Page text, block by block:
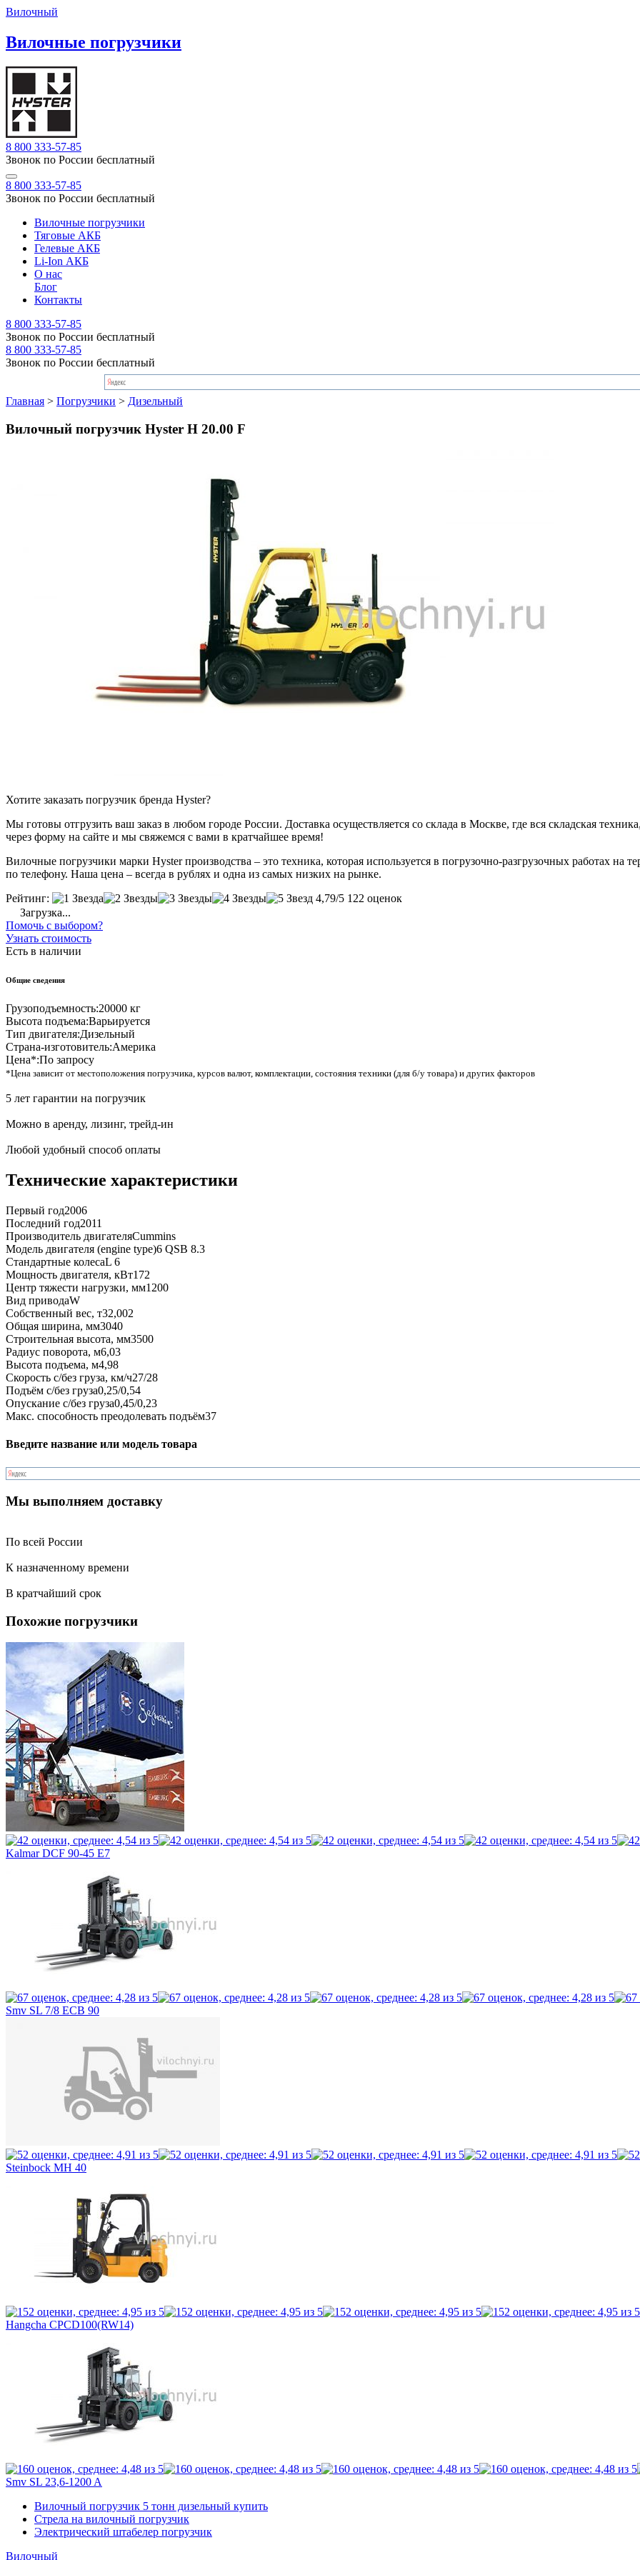
Вилочный
Вилочные погрузчики
8 800 333-57-85
Звонок по России бесплатный
8 800 333-57-85
Звонок по России бесплатный
Вилочные погрузчики
Тяговые АКБ
Гелевые АКБ
Li-Ion АКБ
О нас
Блог
Контакты
8 800 333-57-85
Звонок по России бесплатный
8 800 333-57-85
Звонок по России бесплатный
Главная > Погрузчики > Дизельный
Вилочный погрузчик Hyster H 20.00 F
Хотите заказать погрузчик бренда Hyster?
Мы готовы отгрузить ваш заказ в любом городе России. Доставка осуществляется со склада в Москве, где вся складская
через форму на сайте и мы свяжемся с вами в кратчайшее время!
Вилочные погрузчики марки Hyster производства – это техника, которая используется в погрузочно-разгрузочных работах на
по телефону. Наша цена – всегда в рублях и одна из самых низких на рынке.
Рейтинг:
4,79/5 122 оценок
Загрузка...
Помочь с выбором?
Узнать стоимость
Есть в наличии
Общие сведения
Грузоподъемность:20000 кг
Высота подъема:Варьируется
Тип двигателя:Дизельный
Страна-изготовитель:Америка
Цена*:По запросу
*Цена зависит от местоположения погрузчика, курсов валют, комплектации, состояния техники (для б/у товара) и других факторов
5 лет гарантии на погрузчик
Можно в аренду, лизинг, трейд-ин
Любой удобный способ оплаты
Технические характеристики
Первый год2006
Последний год2011
Производитель двигателяCummins
Модель двигателя (engine type)6 QSB 8.3
Стандартные колесаL 6
Мощность двигателя, кВт172
Центр тяжести нагрузки, мм1200
Вид приводаW
Собственный вес, т32,002
Общая ширина, мм3040
Строительная высота, мм3500
Радиус поворота, м6,03
Высота подъема, м4,98
Скорость с/без груза, км/ч27/28
Подъём с/без груза0,25/0,54
Опускание с/без груза0,45/0,23
Макс. способность преодолевать подъём37
Введите название или модель товара
Мы выполняем доставку
По всей России
К назначенному времени
В кратчайший срок
Похожие погрузчики
Kalmar DCF 90-45 E7
Smv SL 7/8 ECB 90
Steinbock MH 40
Hangcha CPCD100(RW14)
Smv SL 23,6-1200 A
Вилочный погрузчик 5 тонн дизельный купить
Стрела на вилочный погрузчик
Электрический штабелер погрузчик
Вилочный